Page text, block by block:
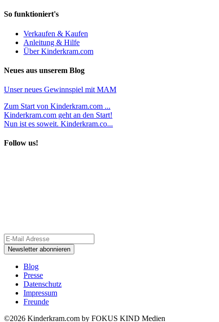
So funktioniert's
Verkaufen & Kaufen
Anleitung & Hilfe
Über Kinderkram.com
Neues aus unserem Blog
Unser neues Gewinnspiel mit MAM
Zum Start von Kinderkram.com ...
Kinderkram.com geht an den Start!
Nun ist es soweit. Kinderkram.co...
Follow us!
Blog
Presse
Datenschutz
Impressum
Freunde
©2026 Kinderkram.com by FOKUS KIND Medien